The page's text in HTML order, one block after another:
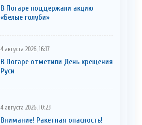
В Погаре поддержали акцию
«Белые голуби»
4 августа 2026, 16:17
В Погаре отметили День крещения
Руси
4 августа 2026, 10:23
Внимание! Ракетная опасность!